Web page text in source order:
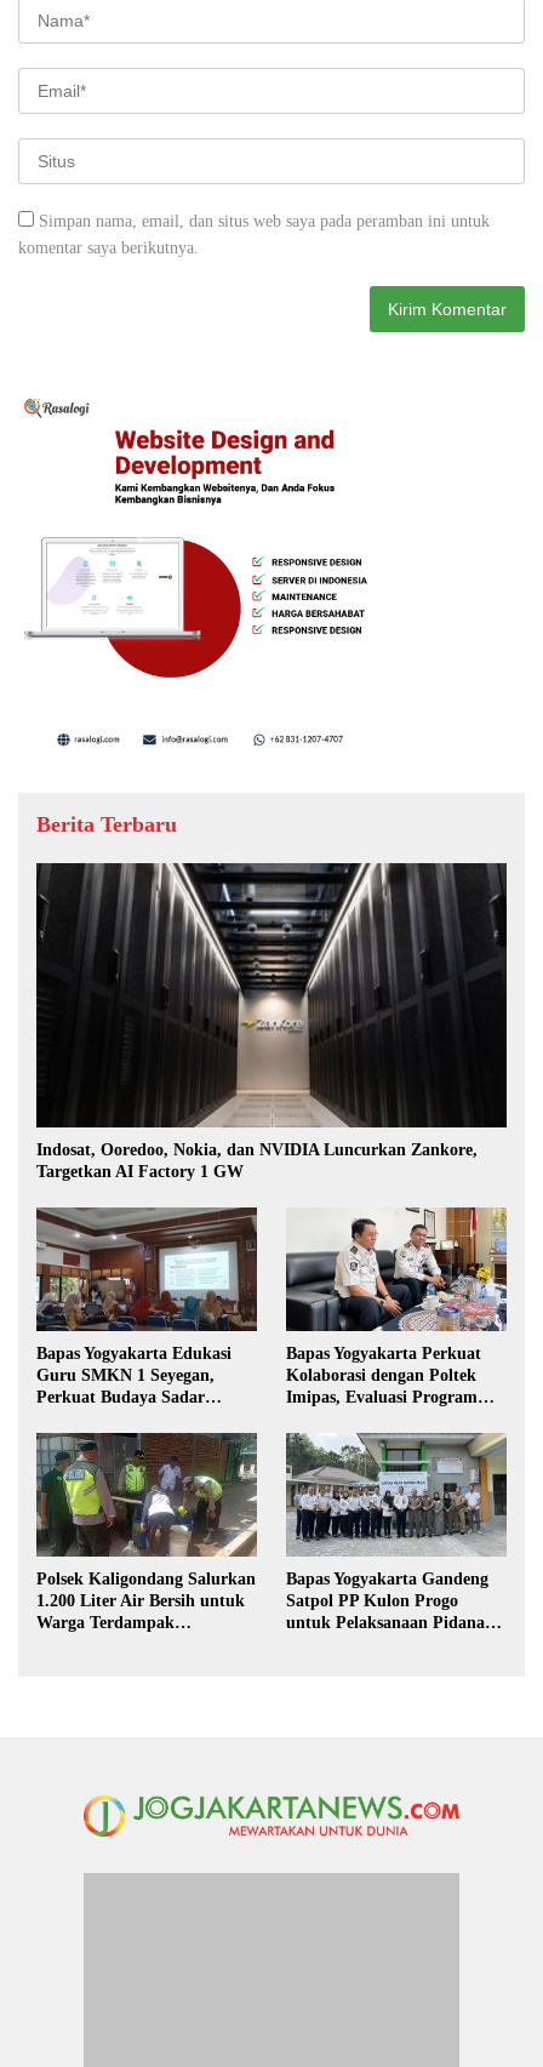
Simpan nama, email, dan situs web saya pada peramban ini untuk
komentar saya berikutnya.
Berita Terbaru
Indosat, Ooredoo, Nokia, dan NVIDIA Luncurkan Zankore,
Targetkan AI Factory 1 GW
Bapas Yogyakarta Edukasi
Guru SMKN 1 Seyegan,
Perkuat Budaya Sadar
Bapas Yogyakarta Perkuat
Kolaborasi dengan Poltek
Imipas, Evaluasi Program
Polsek Kaligondang Salurkan
1.200 Liter Air Bersih untuk
Warga Terdampak
Bapas Yogyakarta Gandeng
Satpol PP Kulon Progo
untuk Pelaksanaan Pidana